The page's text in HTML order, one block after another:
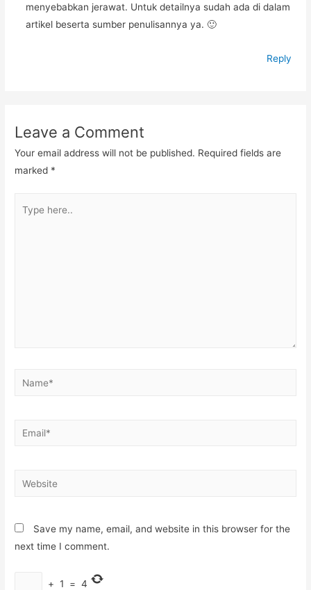
menyebabkan jerawat. Untuk detailnya sudah ada di dalam
artikel beserta sumber penulisannya ya. 🙂
Reply
Leave a Comment
Your email address will not be published. Required fields are
marked *
here..
Name*
Email*
Website
Save my name, email, and website in this browser for the
next time I comment.
+ 1 = 4